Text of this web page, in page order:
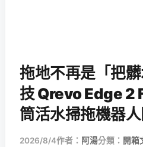
拖地不再是「把
技 Qrevo Edge 2
筒活水掃拖機器
2026/8/4作者： 阿湯分類： 開箱